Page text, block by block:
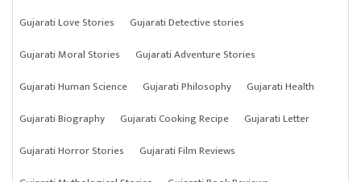
Gujarati Love Stories
Gujarati Detective stories
Gujarati Moral Stories
Gujarati Adventure Stories
Gujarati Human Science
Gujarati Philosophy
Gujarati Health
Gujarati Biography
Gujarati Cooking Recipe
Gujarati Letter
Gujarati Horror Stories
Gujarati Film Reviews